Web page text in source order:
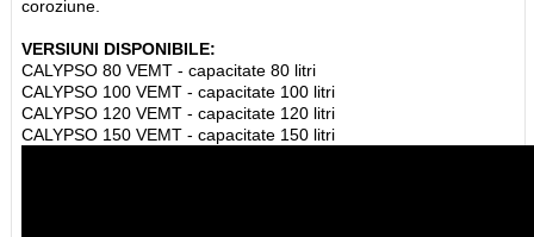
coroziune.
VERSIUNI DISPONIBILE:
CALYPSO 80 VEMT - capacitate 80 litri
CALYPSO 100 VEMT - capacitate 100 litri
CALYPSO 120 VEMT - capacitate 120 litri
CALYPSO 150 VEMT - capacitate 150 litri